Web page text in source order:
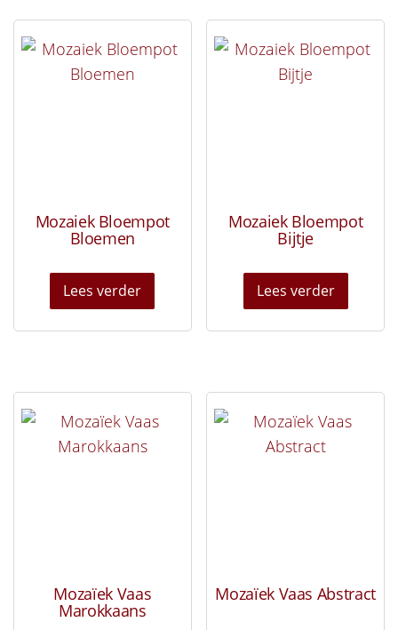
Mozaiek Bloempot
Bloemen
Lees verder
Mozaiek Bloempot
Bijtje
Lees verder
Mozaïek Vaas
Marokkaans
Mozaïek Vaas Abstract